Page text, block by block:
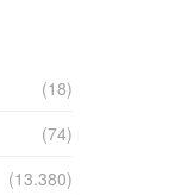
(18)
(74)
(13.380)